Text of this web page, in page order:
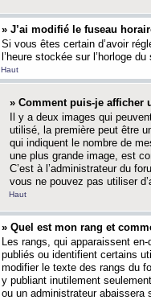
» J’ai modifié le fuseau
Si vous êtes certain d’avoir
l’heure stockée sur l’horloge
Haut
» Comment puis-je afficher
Il y a deux images qui
utilisé, la première peut être
qui indiquent le nombre de
une plus grande image, est
C’est à l’administrateur du
vous ne pouvez pas utiliser
Haut
» Quel est mon rang et
Les rangs, qui apparaissent
publiés ou identifient certains
modifier le texte des rangs du
y publiant inutilement
ou un administrateur abaissera